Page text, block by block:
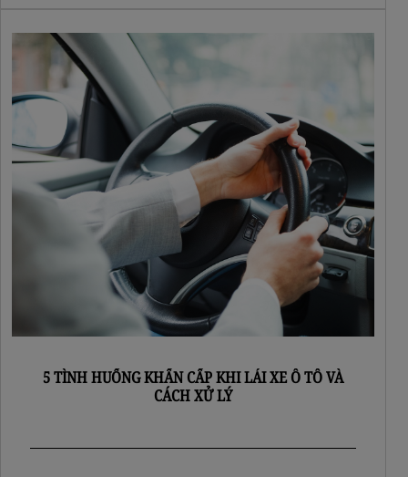
5 TÌNH HUỐNG KHẨN CẤP KHI LÁI XE Ô TÔ VÀ
CÁCH XỬ LÝ